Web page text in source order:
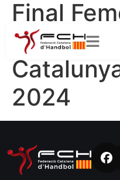
Final
2024